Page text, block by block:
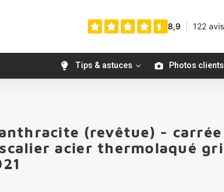
Tips & astuces Photos clients
(revêtue) -
acier thermolaqué